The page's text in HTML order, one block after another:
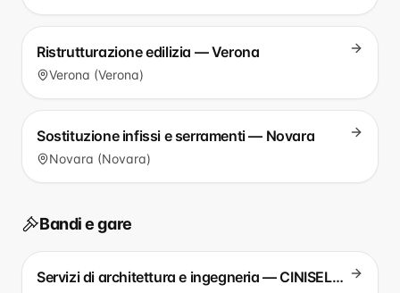
Ristrutturazione edilizia — Verona
Verona (Verona)
Sostituzione infissi e serramenti — Novara
Novara (Novara)
Bandi e gare
Servizi di architettura e ingegneria — CINISELLO BALSAMO